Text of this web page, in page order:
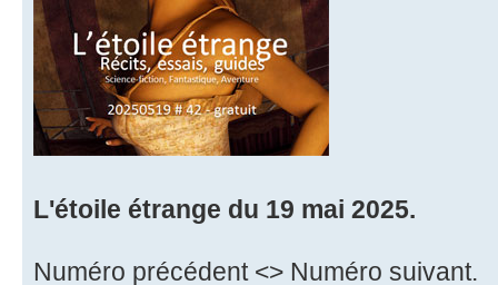
L'étoile étrange du 19 mai 2025.
Numéro précédent <> Numéro suivant.